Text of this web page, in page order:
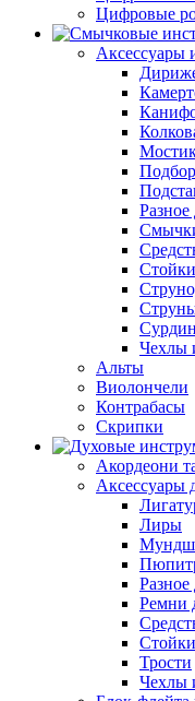
Цифровые
Аксессуары
Чехлы
Альты
Виолончели
Контрабасы
Скрипки
Акордеони
Аксессуары
Лиры
Ремни
Трости
Чехлы